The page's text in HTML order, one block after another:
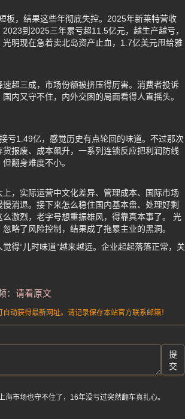
板，结果这些年彻底失控。2025年新莱特营收
到2025三年累亏超11.5亿元，越生产越亏，
明现在急着卖北岛资产止血，1.7亿美元甩给雅
超三成，市场份额被挤压得厉害。消费者投诉
内又守不住，内外交困的局面看得人直摇头。
亏1.49亿，感觉历史有点轮回的味道。不过那次
报废、成本飙升，一系列连锁反应把利润防线
翻身难度不小。
，实际运营中文化差异、管理成本、国际市场
消退。接下来怎么稳住国内基本盘、处理好剩
激烈，老字号想重振雄风，得靠真本事了。 光
略了风险控制，结果成了拖累主业的黑洞。
得“儿时味道”越来越远。企业起起落落正常，关
：请看原文
动获得最新网址。请记录保存本站官方联系邮箱！
提
交
市场也守不住了，16年没亏过突然翻车真扎心。